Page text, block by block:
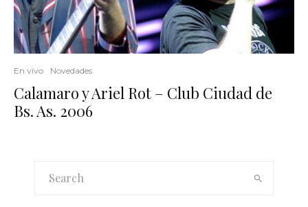
En vivo Novedades
Calamaro y Ariel Rot – Club Ciudad de
Bs. As. 2006